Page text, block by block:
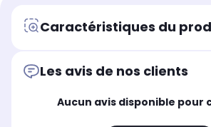
Caractéristiques du
Les avis de nos clients
Aucun avis disponible pour